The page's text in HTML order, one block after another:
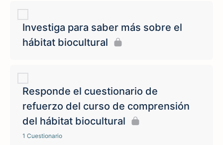
Investiga para saber más sobre el
hábitat biocultural
Responde el cuestionario de
refuerzo del curso de comprensión
del hábitat biocultural
1 Cuestionario